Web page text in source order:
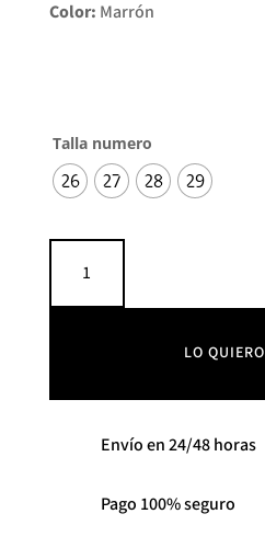
Color: Marrón
Talla numero
26 27 28 29
polipiel
LO QUIERO
Envío en 24/48 horas
Pago 100% seguro